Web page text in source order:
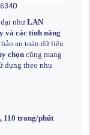
nhưLAN
và các tính năng
an toàn dữ liệu
chọn cũng mang
dụng theo nhu
110 trang/phút